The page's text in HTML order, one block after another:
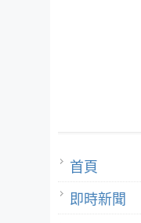
首頁
即時新聞